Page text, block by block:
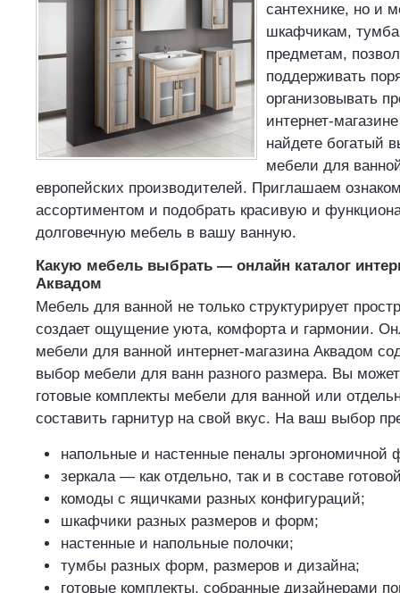
сантехнике, но и
шкафчикам,
предметам,
поддерживать
организовывать
интернет-
найдете богатый
мебели для
европейских производителей. Приглашаем
ассортиментом и подобрать красивую и
долговечную мебель в вашу ванную.
Какую мебель выбрать — онлайн каталог
Аквадом
Мебель для ванной не только структурирует
создает ощущение уюта, комфорта и гармонии.
мебели для ванной интернет-магазина Аквадом
выбор мебели для ванн разного размера. Вы
готовые комплекты мебели для ванной или
составить гарнитур на свой вкус. На ваш выбор
напольные и настенные пеналы эргономичной
зеркала — как отдельно, так и в составе
комоды с ящичками разных конфигураций;
шкафчики разных размеров и форм;
настенные и напольные полочки;
тумбы разных форм, размеров и дизайна;
готовые комплекты, собранные дизайнерами